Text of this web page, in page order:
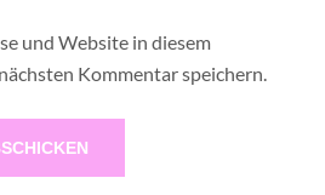
und Website in diesem
Kommentar speichern.